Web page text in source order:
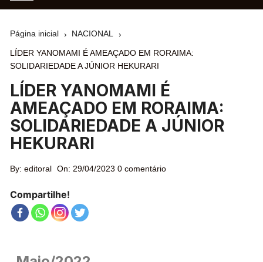
Página inicial NACIONAL
LÍDER YANOMAMI É AMEAÇADO EM RORAIMA:
SOLIDARIEDADE A JÚNIOR HEKURARI
LÍDER YANOMAMI É
AMEAÇADO EM RORAIMA:
SOLIDARIEDADE A JÚNIOR
HEKURARI
By: editoral On: 29/04/2023 0 comentário
Compartilhe!